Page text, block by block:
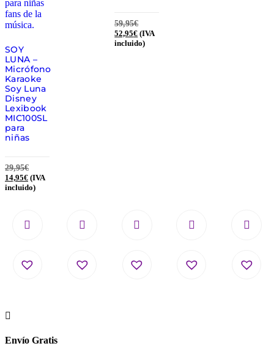
SOY
LUNA –
Micrófono
Karaoke
Soy Luna
Disney
Lexibook
MIC100SL
para
niñas
29,95€
14,95€ (IVA
incluido)
59,95€
52,95€ (IVA
incluido)

Envío Gratis